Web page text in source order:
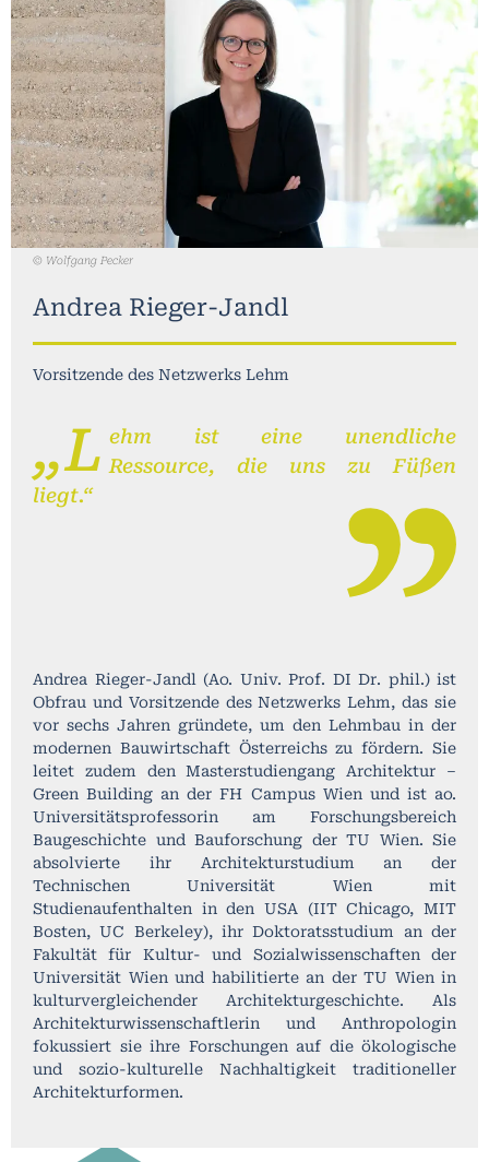
© Wolfgang Pecker
Andrea Rieger-Jandl
Vorsitzende des Netzwerks Lehm
„L ehm ist eine unendliche
Ressource, die uns zu Füßen
liegt.“
Andrea Rieger-Jandl (Ao. Univ. Prof. DI Dr. phil.) ist
Obfrau und Vorsitzende des Netzwerks Lehm, das sie
vor sechs Jahren gründete, um den Lehmbau in der
modernen Bauwirtschaft Österreichs zu fördern. Sie
leitet zudem den Masterstudiengang Architektur –
Green Building an der FH Campus Wien und ist ao.
Universitätsprofessorin am Forschungsbereich
Baugeschichte und Bauforschung der TU Wien. Sie
absolvierte ihr Architekturstudium an der
Technischen Universität Wien mit
Studienaufenthalten in den USA (IIT Chicago, MIT
Bosten, UC Berkeley), ihr Doktoratsstudium an der
Fakultät für Kultur- und Sozialwissenschaften der
Universität Wien und habilitierte an der TU Wien in
kulturvergleichender Architekturgeschichte. Als
Architekturwissenschaftlerin und Anthropologin
fokussiert sie ihre Forschungen auf die ökologische
und sozio-kulturelle Nachhaltigkeit traditioneller
Architekturformen.